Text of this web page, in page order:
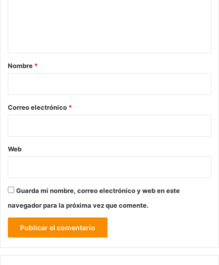
r
*
Nombre *
Correo electrónico *
Web
Guarda mi nombre, correo electrónico y web en este
navegador para la próxima vez que comente.